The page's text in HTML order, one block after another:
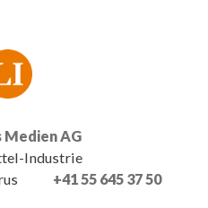
Medien AG
Industrie
+41 55 645 37 50